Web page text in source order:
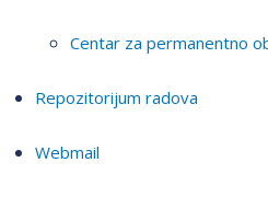
Centar za permanentno
Repozitorijum radova
Webmail